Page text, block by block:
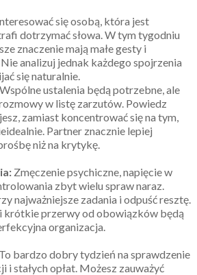
się osobą, która jest
dotrzymać słowa. W tym tygodniu
znaczenie mają małe gesty i
analizuj jednak każdego spojrzenia
się naturalnie.
Wspólne ustalenia będą potrzebne, ale
w listę zarzutów. Powiedz
zamiast koncentrować się na tym,
Partner znacznie lepiej
niż na krytykę.
Zmęczenie psychiczne, napięcie w
zbyt wielu spraw naraz.
najważniejsze zadania i odpuść resztę.
i krótkie przerwy od obowiązków będą
organizacja.
To bardzo dobry tydzień na sprawdzenie
i stałych opłat. Możesz zauważyć